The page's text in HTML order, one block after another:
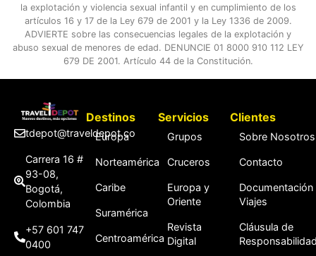
la explotación y violencia sexual infantil y en cumplimiento de los
artículos 16 y 17 de la Ley 679 de 2001 y la Ley 1336 de 2009.
ADVIERTE sobre las consecuencias legales de la explotación y
abuso sexual de menores de edad. DENUNCIE 01 8000 910 112 LEY
679 DE 2001. Artículo 44 de la Constitución.
tdepot@traveldepot.co
Carrera 16 #
93-08,
Bogotá,
Colombia
+57 601 747
0400
Destinos
Europa
Norteamérica
Caribe
Suramérica
Centroamérica
Servicios
Grupos
Cruceros
Europa y
Oriente
Revista
Digital
Clientes
Sobre Nosotros
Contacto
Documentación
Viajes
Cláusula de